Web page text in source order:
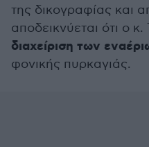
της δικογραφίας και
αποδεικνύεται ότι ο
διαχείριση των
φονικής πυρκαγιάς.